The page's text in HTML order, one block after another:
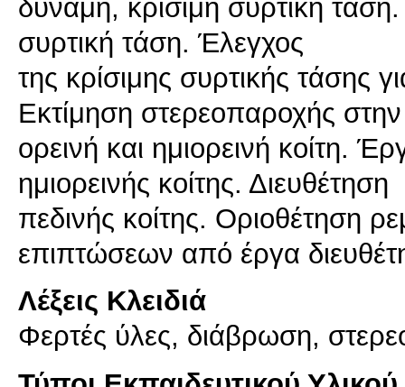
δύναμη, κρίσιμη συρτική τάση.
συρτική τάση. Έλεγχος
της κρίσιμης συρτικής
Eκτίμηση στερεοπαροχής στην
ορεινή και ημιορεινή κοίτη.
ημιορεινής κοίτης. Διευθέτηση
πεδινής κοίτης. Οριοθέτηση
επιπτώσεων από έργα
Λέξεις Κλειδιά
Φερτές ύλες, διάβρωση,